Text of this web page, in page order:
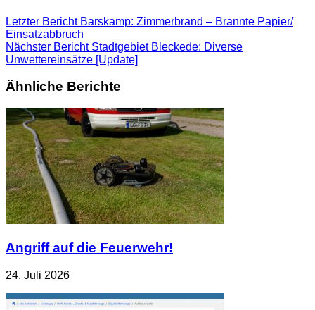
Letzter BerichtBarskamp: Zimmerbrand – Brannte Papier/
Einsatzabbruch
Nächster BerichtStadtgebiet Bleckede: Diverse
Unwettereinsätze [Update]
Ähnliche Berichte
Angriff auf die Feuerwehr!
24. Juli 2026